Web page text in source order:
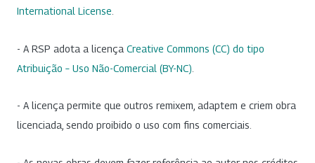
International License
- A RSP adota a licença Creative Commons (CC) do tipo
Atribuição – Uso Não-Comercial (BY-NC)
- A licença permite que outros remixem, adaptem e criem obra
licenciada, sendo proibido o uso com fins comerciais.